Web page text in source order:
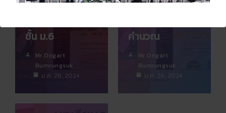
วิชา มัลติมีเดีย
ชั้น ม.6
Mr.Ongart
Bumrungsuk
ม.ค. 26, 2024
วิชาวิทยาการ
คำนวณ
Mr.Ongart
Bumrungsuk
ม.ค. 26, 2024